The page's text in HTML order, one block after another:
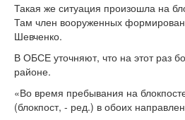
Такая же ситуация произошла на
Там член вооруженных
Шевченко.
В ОБСЕ уточняют, что на этот раз
районе.
«Во время пребывания на
(блокпост, - ред.) в обоих